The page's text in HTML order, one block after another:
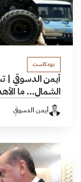
بودكاست
أيمن الدسوقي |
الشمال… ما
أيمن الدسوقي